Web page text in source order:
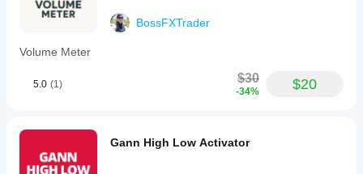
BossFXTrader
Volume Meter
5.0 (1) $30
-34% $20
Gann High Low Activator